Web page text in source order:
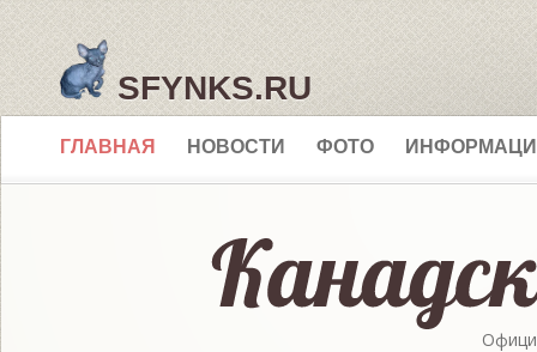
SFYNKS.RU
ГЛАВНАЯ НОВОСТИ ФОТО